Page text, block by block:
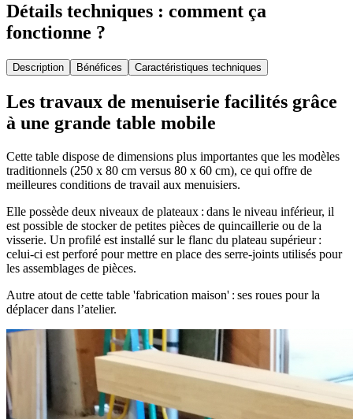
Détails techniques : comment ça
fonctionne ?
Description Bénéfices Caractéristiques techniques
Les travaux de menuiserie facilités grâce
à une grande table mobile
Cette table dispose de dimensions plus importantes que les modèles
traditionnels (250 x 80 cm versus 80 x 60 cm), ce qui offre de
meilleures conditions de travail aux menuisiers.
Elle possède deux niveaux de plateaux : dans le niveau inférieur, il
est possible de stocker de petites pièces de quincaillerie ou de la
visserie. Un profilé est installé sur le flanc du plateau supérieur :
celui-ci est perforé pour mettre en place des serre-joints utilisés pour
les assemblages de pièces.
Autre atout de cette table 'fabrication maison' : ses roues pour la
déplacer dans l’atelier.